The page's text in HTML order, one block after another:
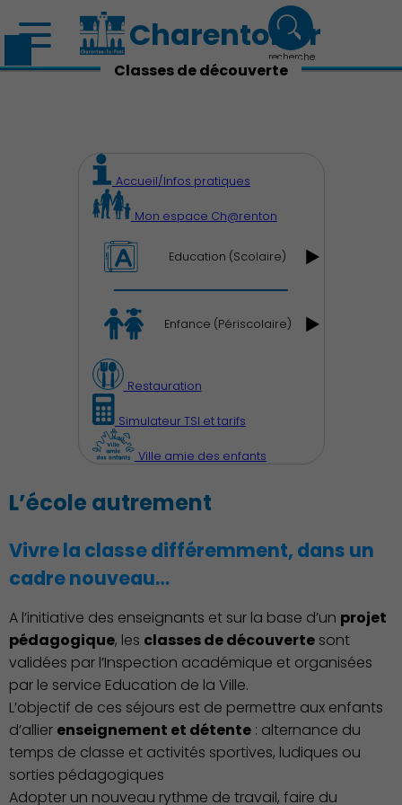
Découvrir Charenton
Démocratie locale
Famille
Action Sociale Solidarité
vie
Culture
Charenton.fr
recherche
Classes de découverte
Accueil/Infos pratiques
Mon espace Ch@renton
Education (Scolaire)
Enfance (Périscolaire)
Restauration
Simulateur TSI et tarifs
Ville amie des enfants
L’école autrement
Vivre la classe différemment, dans un
cadre nouveau…
A l’initiative des enseignants et sur la base d’un projet
pédagogique, les classes de découverte sont
validées par l’Inspection académique et organisées
par le service Education de la Ville.
L’objectif de ces séjours est de permettre aux enfants
d’allier enseignement et détente : alternance du
temps de classe et activités sportives, ludiques ou
sorties pédagogiques
Adopter un nouveau rythme de travail, faire du